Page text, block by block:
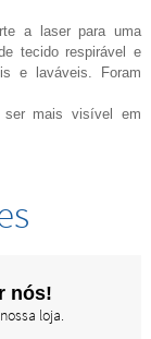
a laser para uma
tecido respirável e
e laváveis. Foram
ser mais visível em
nós!
loja.